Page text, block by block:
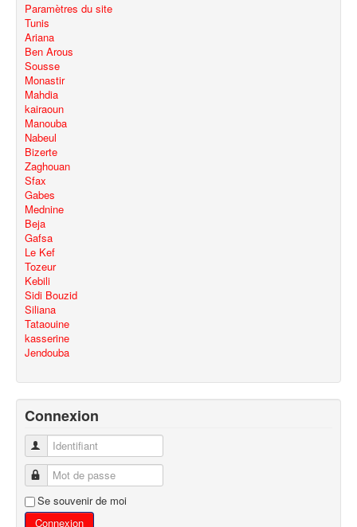
Paramètres du site
Tunis
Ariana
Ben Arous
Sousse
Monastir
Mahdia
kairaoun
Manouba
Nabeul
Bizerte
Zaghouan
Sfax
Gabes
Mednine
Beja
Gafsa
Le Kef
Tozeur
Kebili
Sidi Bouzid
Siliana
Tataouine
kasserine
Jendouba
Connexion
Identifiant
Mot de passe
Se souvenir de moi
Connexion